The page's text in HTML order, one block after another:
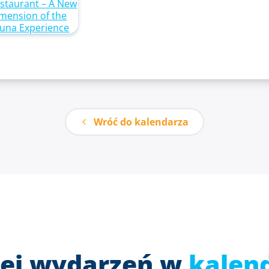
Wróć do kalendarza